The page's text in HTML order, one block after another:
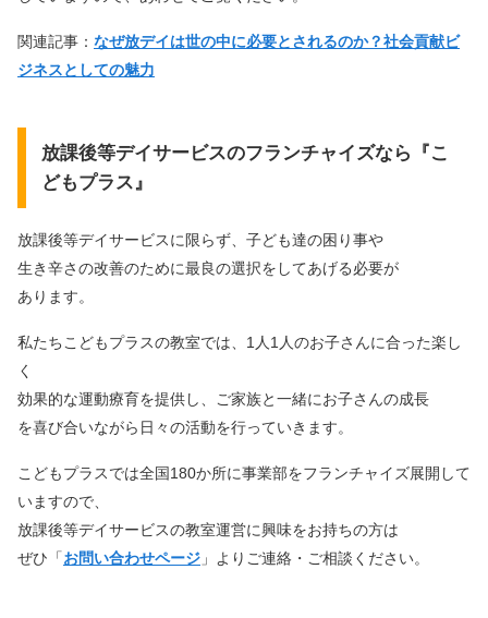
関連記事： なぜ放デイは世の中に必要とされるのか？社会貢献ビ
ジネスとしての魅力
放課後等デイサービスのフランチャイズなら『こ
どもプラス』
放課後等デイサービスに限らず、子ども達の困り事や
生き辛さの改善のために最良の選択をしてあげる必要が
あります。
私たちこどもプラスの教室では、1人1人のお子さんに合った楽し
く
効果的な運動療育を提供し、ご家族と一緒にお子さんの成長
を喜び合いながら日々の活動を行っていきます。
こどもプラスでは全国180か所に事業部をフランチャイズ展開して
いますので、
放課後等デイサービスの教室運営に興味をお持ちの方は
ぜひ「お問い合わせページ 」よりご連絡・ご相談ください。